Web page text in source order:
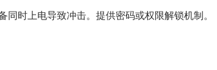
时上电导致冲击。提供密码或权限解锁机制。